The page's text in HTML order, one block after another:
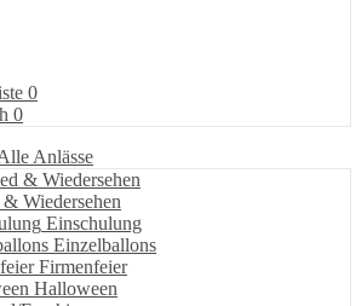
0
0
Anlässe
Wiedersehen
Einschulung
Einzelballons
Firmenfeier
Halloween